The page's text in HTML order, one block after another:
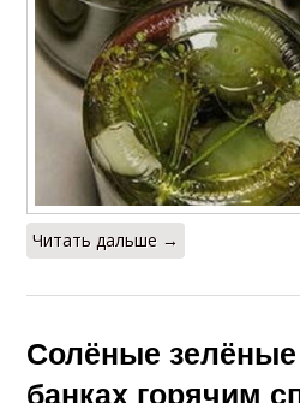
Читать дальше →
Солёные
банках горячим